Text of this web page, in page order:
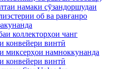
намаки сӯзандоршудаи
об ва равғанро
коллекторҳои чанг
конвейери винтӣ
миксерҳои намноккунанда
конвейери винтӣ